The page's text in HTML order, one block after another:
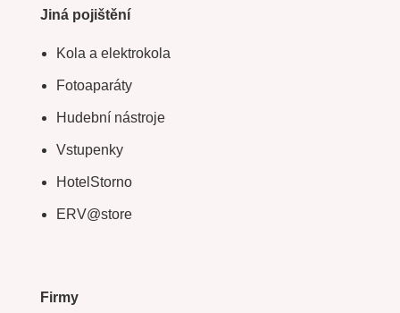
Jiná pojištění
Kola a elektrokola
Fotoaparáty
Hudební nástroje
Vstupenky
HotelStorno
ERV@store
Firmy